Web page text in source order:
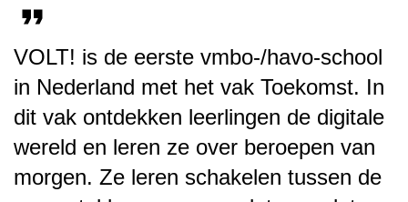
VOLT! is de eerste vmbo-/havo-school
in Nederland met het vak Toekomst. In
dit vak ontdekken leerlingen de digitale
wereld en leren ze over beroepen van
morgen. Ze leren schakelen tussen de